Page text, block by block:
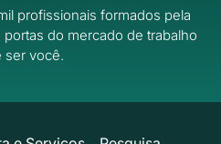
profissionais formados pela
portas do mercado de trabalho
ser você.